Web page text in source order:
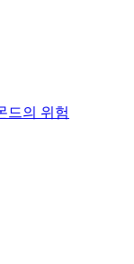
드의 위험